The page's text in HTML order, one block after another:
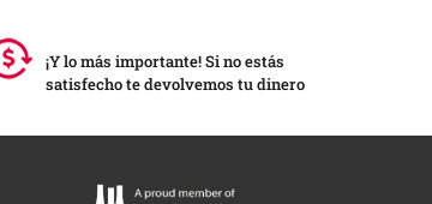
¡Y lo más importante! Si no estás
satisfecho te devolvemos tu dinero